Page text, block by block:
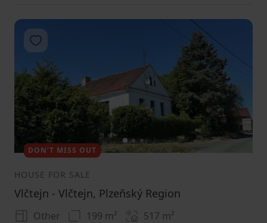
12 3
Add to favorites
DON’T MISS OUT
HOUSE FOR SALE
Vlčtejn - Vlčtejn, Plzeňský Region
Other 199 m² 517 m²